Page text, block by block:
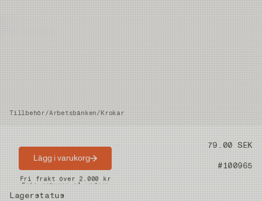
Tillbehör/Arbetsbänken/Krokar
Pris 79.00 SEK
Artikelnummer #100965
Lagerstatus
Lägg i varukorg
Snabba leveranser
Fri frakt över 2.000 kr
Fria returer på vadare